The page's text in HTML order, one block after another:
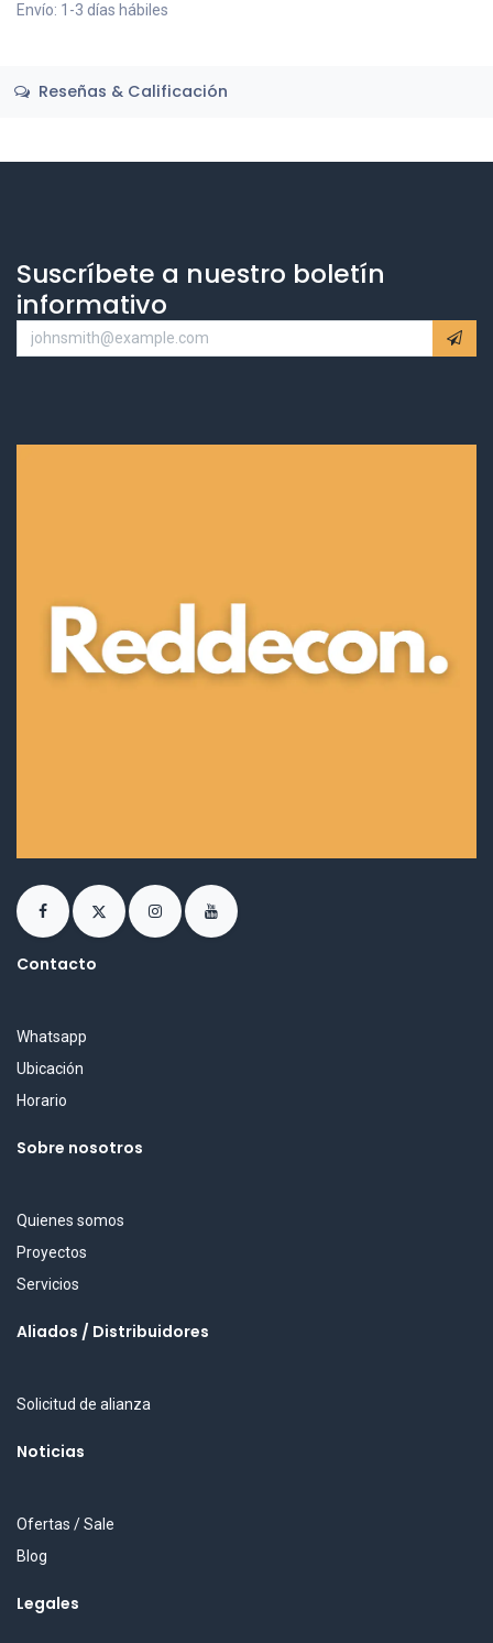
Envío: 1-3 días hábiles
Reseñas & Calificación
Suscríbete a nuestro boletín
informativo
Contacto
Whatsapp
Ubicación
Horario
Sobre nosotros
Quienes somos
Proyectos
Servicios
Aliados / Distribuidores
Solicitud de alianza
Noticias
Ofertas / Sale
Blog
Legales